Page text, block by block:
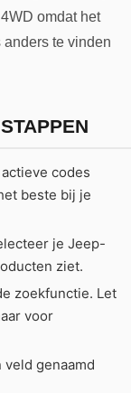
omdat het
te vinden
codes
beste bij je
je Jeep-
ziet.
zoekfunctie. Let
voor
genaamd